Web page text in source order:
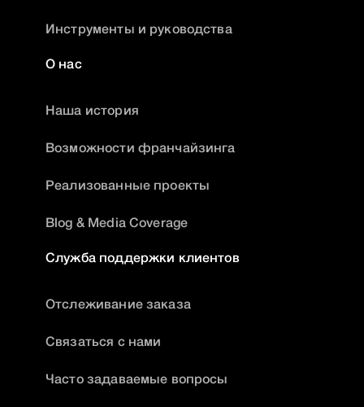
Инструменты и руководства
О нас
Наша история
Возможности франчайзинга
Реализованные проекты
Blog & Media Coverage
Служба поддержки клиентов
Отслеживание заказа
Связаться с нами
Часто задаваемые вопросы